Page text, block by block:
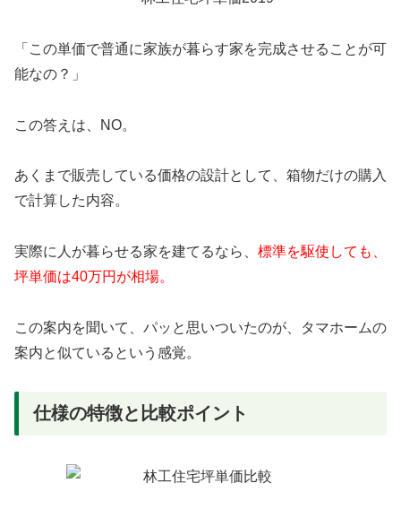
「この単価で普通に家族が暮らす家を完成させることが可
能なの？」
この答えは、NO。
あくまで販売している価格の設計として、箱物だけの購入
で計算した内容。
実際に人が暮らせる家を建てるなら、 標準を駆使しても、
坪単価は40万円が相場。
この案内を聞いて、パッと思いついたのが、タマホームの
案内と似ているという感覚。
仕様の特徴と比較ポイント